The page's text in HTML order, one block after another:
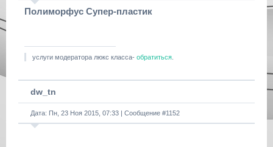
Полиморфус Супер-пластик
услуги модератора люкс класса- обратиться
dw_tn
Дата: Пн, 23 Ноя 2015, 07:33 | Сообщение #1152